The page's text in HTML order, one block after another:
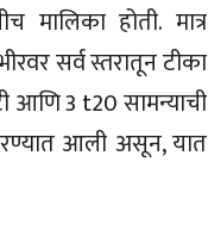
मालिका होती. मात्र
सर्व स्तरातून टीका
आणि 3 t20 सामन्याची
आली असून, यात